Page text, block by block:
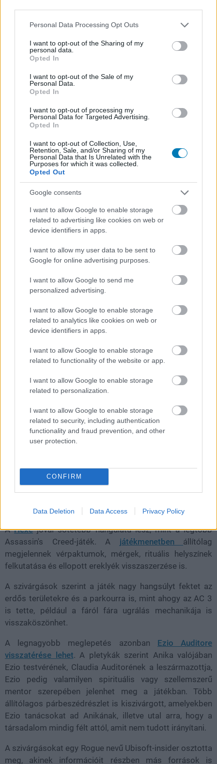
Please note that this website/app uses one or more Google
not limited to your visit or usage behaviour. You may click to
grant or deny consent to Google and its third-party tags to
use your data for below specified purposes in below Google
consent section.
Personal Data Processing Opt Outs
I want to opt-out of the Sharing of my
personal data.
Opted In
I want to opt-out of the Sale of my
Personal Data.
Opted In
I want to opt-out of processing my
Personal Data for Targeted Advertising.
Opted In
I want to opt-out of Collection, Use,
Retention, Sale, and/or Sharing of my
Personal Data that Is Unrelated with the
Purposes for which it was collected.
Opted Out
Google consents
I want to allow Google to enable storage
related to advertising like cookies on web or
device identifiers in apps.
I want to allow my user data to be sent to
Google for online advertising purposes.
I want to allow Google to send me
personalized advertising.
I want to allow Google to enable storage
related to analytics like cookies on web or
device identifiers in apps.
I want to allow Google to enable storage
related to functionality of the website or app.
I want to allow Google to enable storage
related to personalization.
I want to allow Google to enable storage
related to security, including authentication
functionality and fraud prevention, and other
user protection.
CONFIRM
Data Deletion Data Access Privacy Policy
#no drm
Platformok: PC
Női főszereplővel és Ezióval
érkezik az Assassin's Creed
Hexe
2026 május 13. 11:43
főszereplőnek egy boszorkányos Assassin's
Creedben.
Loaded
80.89%
kiszivárgott néhány információ, amik nagyon érdekes
nem olyan bíztató állapotban lévő
projektről.
boszorkányperei idején játszódik, a pletykák szerint
viszont a játék főhőse nem Elsa, hanem Anika lesz, az
Elsa név állítólag csak belső fejlesztői megnevezés volt.
A történet konkrétan az 1625 és 1631 közötti würzburgi
történelem egyik legnagyobb tömeges
boszorkányüldözése és kivégzéssorozata volt.
AHexejóval sötétebb hangulatú lesz, mint a legtöbb
Assassin's Creed-játék. A játékmenetben állítólag
megjelennek vérpaktumok, mérgek, rituális helyszínek
felkutatása és ellopott ereklyék visszaszerzése is.
A szivárgások szerint a játék nagy hangsúlyt fektet az
erdős területekre és a parkourra is, mint ahogy az AC 3
is tette, például a fáról fára ugrálás mechanikája is
visszaköszönhet.
A legnagyobb meglepetés azonban Ezio Auditore
visszatérése lehet. A pletykák szerint Anika valójában
Ezio testvérének, Claudia Auditorének a leszármazottja,
Ezio pedig valamilyen spirituális vagy szellemszerű
mentor szerepében jelenhet meg a játékban. Több
állítólagos párbeszédrészlet is kiszivárgott, amelyekben
Ezio tanácsokat ad Anikának, illetve utal arra, hogy a
társadalom mindig félt attól, amit nem tudott irányítani.
A szivárgásokat egy Rogue nevű Ubisoft-insider osztotta
meg, akinek információit részben más források is